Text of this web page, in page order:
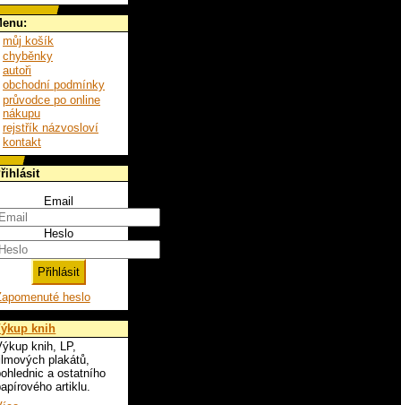
můj košík
chyběnky
autoři
obchodní podmínky
průvodce po online
nákupu
rejstřík názvosloví
kontakt
Email
Heslo
heslo
knih
knih, LP,
plakátů,
a ostatního
artiklu.